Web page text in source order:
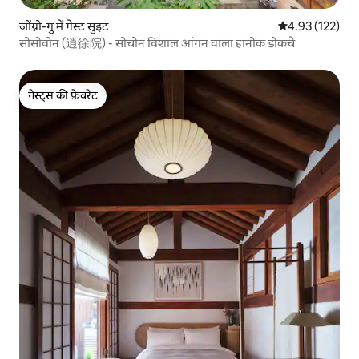
जोंग्नो-गु में गेस्ट सुइट औसत रेटिंग 5 में से
4.93 (122)
सोसोवोन (逍徐院) - सोचोन विशाल आंगन वाला हानोक डोकचे
गेस्ट्स की फ़ेवरेट
गेस्ट्स की फ़ेवरेट